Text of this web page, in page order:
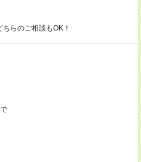
らのご相談もOK！